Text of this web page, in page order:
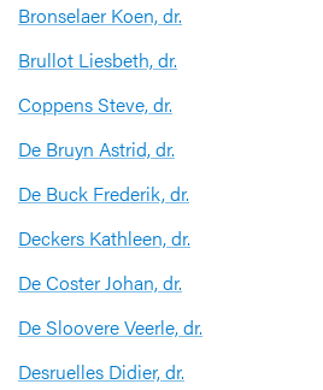
Bronselaer Koen, dr.
Brullot Liesbeth, dr.
Coppens Steve, dr.
De Bruyn Astrid, dr.
De Buck Frederik, dr.
Deckers Kathleen, dr.
De Coster Johan, dr.
De Sloovere Veerle, dr.
Desruelles Didier, dr.